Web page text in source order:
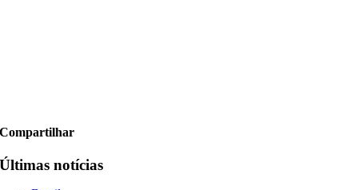
Compartilhar
Últimas notícias